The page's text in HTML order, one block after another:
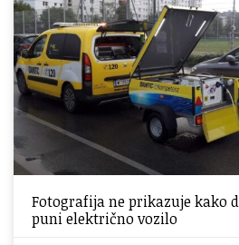
Fotografija ne prikazuje kako
puni električno vozilo